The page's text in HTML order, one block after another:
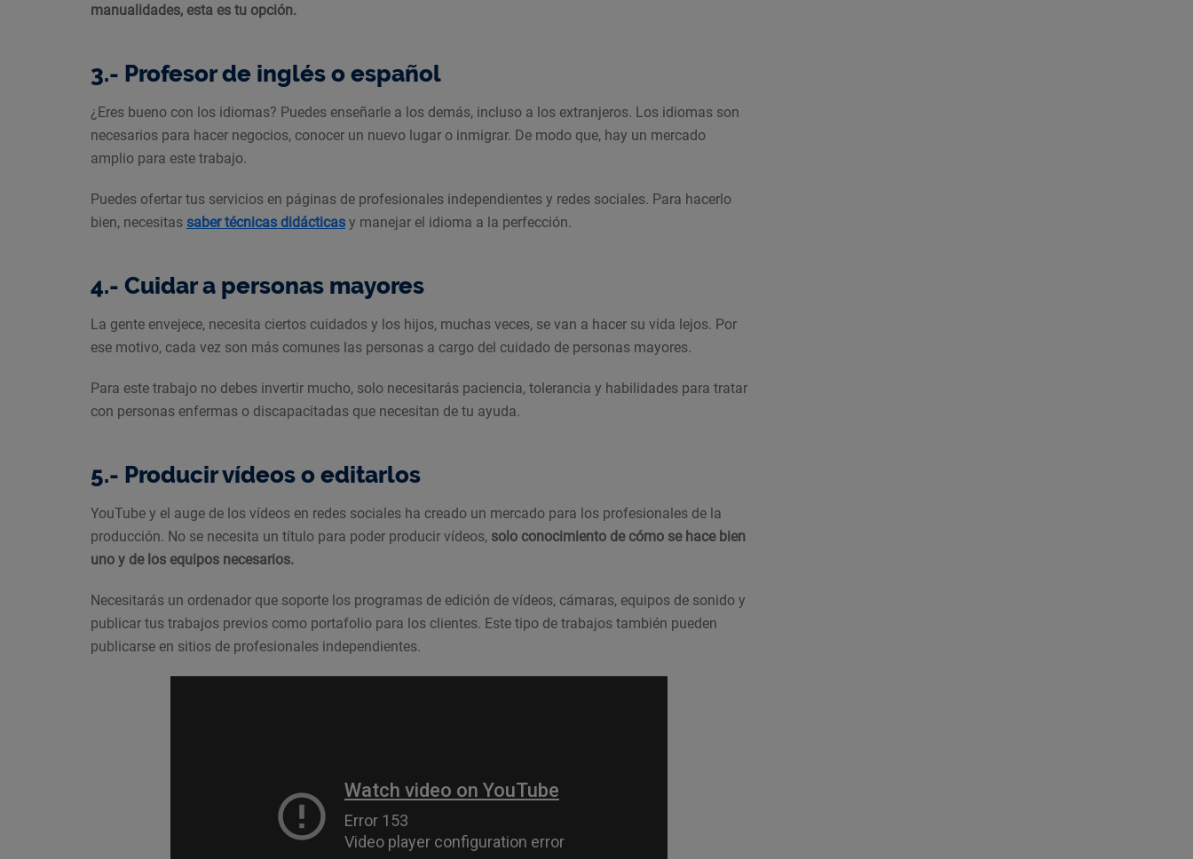
manualidades, esta es tu opción.
3.- Profesor de inglés o español
¿Eres bueno con los idiomas? Puedes enseñarle a los demás, incluso a los extranjeros. Los idiomas son
necesarios para hacer negocios, conocer un nuevo lugar o inmigrar. De modo que, hay un mercado
amplio para este trabajo.
Puedes ofertar tus servicios en páginas de profesionales independientes y redes sociales. Para hacerlo
bien, necesitas saber técnicas didácticas y manejar el idioma a la perfección.
4.- Cuidar a personas mayores
La gente envejece, necesita ciertos cuidados y los hijos, muchas veces, se van a hacer su vida lejos. Por
ese motivo, cada vez son más comunes las personas a cargo del cuidado de personas mayores.
Para este trabajo no debes invertir mucho, solo necesitarás paciencia, tolerancia y habilidades para tratar
con personas enfermas o discapacitadas que necesitan de tu ayuda.
5.- Producir vídeos o editarlos
YouTube y el auge de los vídeos en redes sociales ha creado un mercado para los profesionales de la
producción. No se necesita un título para poder producir vídeos, solo conocimiento de cómo se hace bien
uno y de los equipos necesarios.
Necesitarás un ordenador que soporte los programas de edición de vídeos, cámaras, equipos de sonido y
publicar tus trabajos previos como portafolio para los clientes. Este tipo de trabajos también pueden
publicarse en sitios de profesionales independientes.